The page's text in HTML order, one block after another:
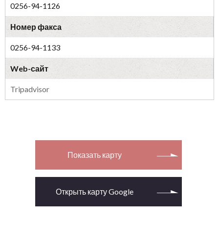
0256-94-1126
Номер факса
0256-94-1133
Web-сайт
Tripadvisor
Показать карту
Открыть карту Google